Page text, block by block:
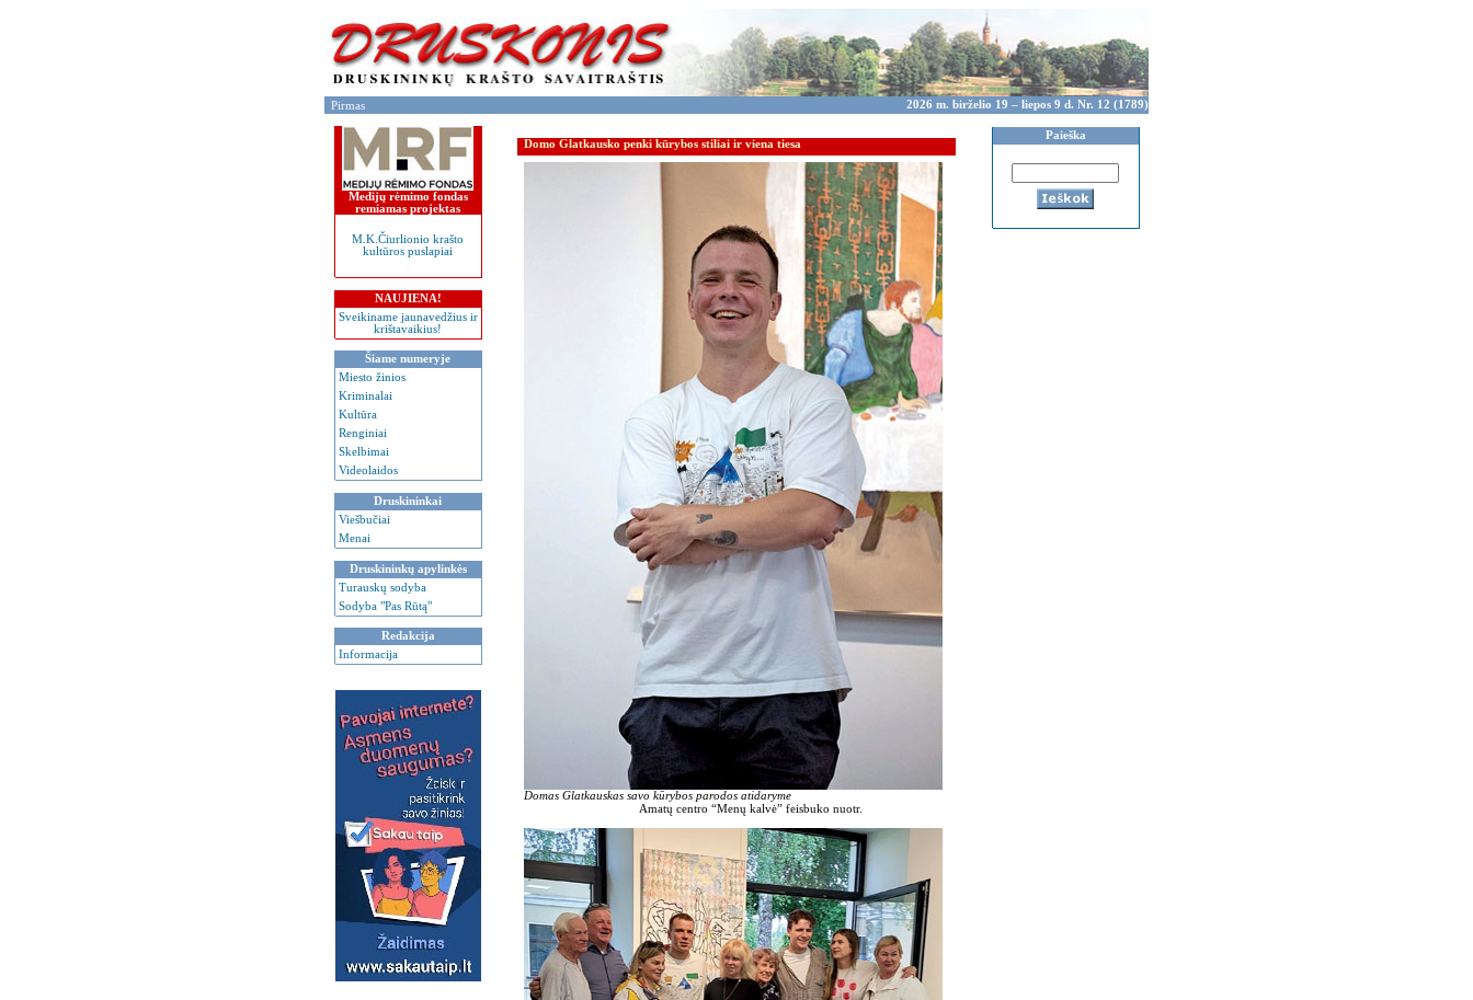
Pirmas 2026 m. birželio 19 – liepos 9 d. Nr. 12 (1789)
Medijų rėmimo fondas
remiamas projektas
M.K.Čiurlionio krašto
kultūros puslapiai
NAUJIENA!
Sveikiname jaunavedžius ir
krištavaikius!
Šiame numeryje
Miesto žinios
Kriminalai
Kultūra
Renginiai
Skelbimai
Videolaidos
Druskininkai
Viešbučiai
Menai
Druskininkų apylinkės
Turauskų sodyba
Sodyba "Pas Rūtą"
Redakcija
Informacija
Domo Glatkausko penki kūrybos stiliai ir viena tiesa
Domas Glatkauskas savo kūrybos parodos atidaryme
Amatų centro “Menų kalvė” feisbuko nuotr.
Paieška